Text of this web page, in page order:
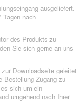
ausgeliefert.
Tagen nach
des Produkts zu
Sie sich gerne an uns
Downloadseite geleitet
Bestellung Zugang zu
sich um ein
umgehend nach Ihrer